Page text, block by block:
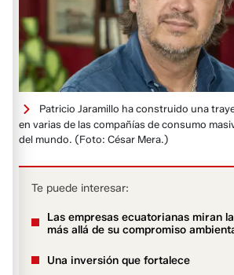
Patricio Jaramillo ha construido una
en varias de las compañías de consumo
del mundo. (Foto: César Mera.)
Te puede interesar:
Las empresas ecuatorianas miran
más allá de su compromiso
Una inversión que fortalece